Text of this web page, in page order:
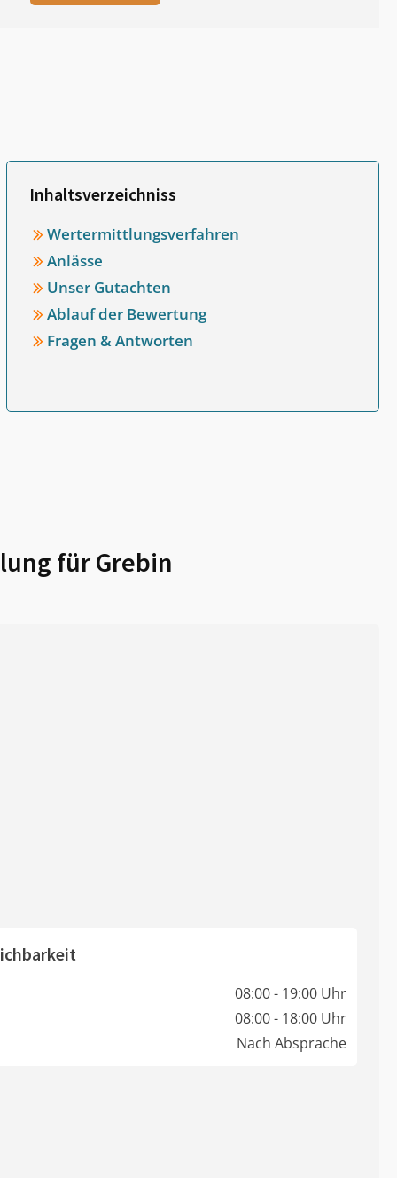
Inhaltsverzeichniss
Wertermittlungsverfahren
Anlässe
Unser Gutachten
Ablauf der Bewertung
Fragen & Antworten
fürGrebin
08:00 - 19:00 Uhr
08:00 - 18:00 Uhr
Nach Absprache